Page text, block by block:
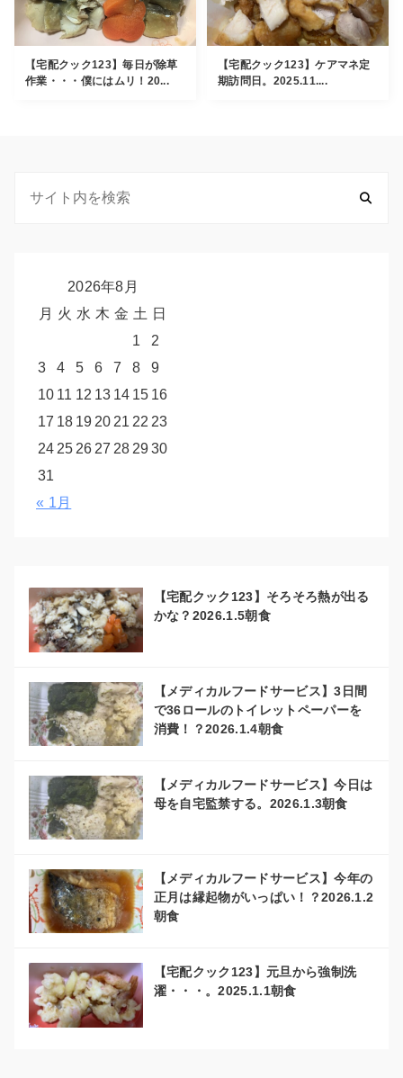
【宅配クック123】毎日が除草
作業・・・僕にはムリ！20...
【宅配クック123】ケアマネ定
期訪問日。2025.11....
2026年8月
月 火 水 木 金 土 日
1
2
3
4 5 6 7 8
9
10 11 12 13 14 15 16
17 18 19 20 21 22 23
24 25 26 27 28 2930
31
« 1月
【宅配クック123】そろそろ熱が出る
かな？2026.1.5朝食
【メディカルフードサービス】3日間
で36ロールのトイレットペーパーを
消費！？2026.1.4朝食
【メディカルフードサービス】今日は
母を自宅監禁する。2026.1.3朝食
【メディカルフードサービス】今年の
正月は縁起物がいっぱい！？2026.1.2
朝食
【宅配クック123】元旦から強制洗
濯・・・。2025.1.1朝食